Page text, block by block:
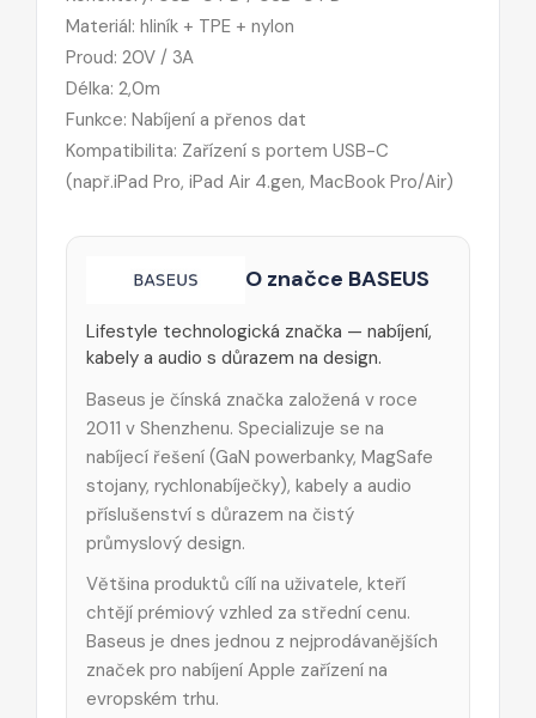
Materiál: hliník + TPE + nylon
Proud: 20V / 3A
Délka: 2,0m
Funkce: Nabíjení a přenos dat
Kompatibilita: Zařízení s portem USB-C
(např.iPad Pro, iPad Air 4.gen, MacBook Pro/Air)
O značce BASEUS
Lifestyle technologická značka — nabíjení,
kabely a audio s důrazem na design.
Baseus je čínská značka založená v roce
2011 v Shenzhenu. Specializuje se na
nabíjecí řešení (GaN powerbanky, MagSafe
stojany, rychlonabíječky), kabely a audio
příslušenství s důrazem na čistý
průmyslový design.
Většina produktů cílí na uživatele, kteří
chtějí prémiový vzhled za střední cenu.
Baseus je dnes jednou z nejprodávanějších
značek pro nabíjení Apple zařízení na
evropském trhu.